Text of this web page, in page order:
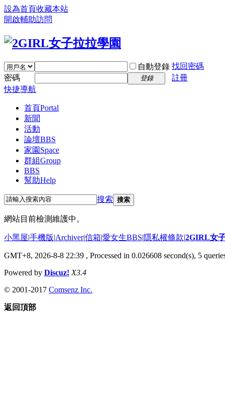
設為首頁收藏本站
開啟輔助訪問
自動登錄 找回密碼
密碼
登錄
註冊
快捷導航
首頁Portal
新聞
活動
論壇BBS
家園 Space
群組Group
BBS
幫助Help
搜索 搜索
網站目前檢測維護中。
小黑屋|手機版|Archiver|信箱|愛女生BBS|隱私權條款|2GIRL女
GMT+8, 2026-8-8 22:39 , Processed in 0.026608 second(s), 5
Powered by Discuz! X3.4
© 2001-2017 Comsenz Inc.
返回頂部